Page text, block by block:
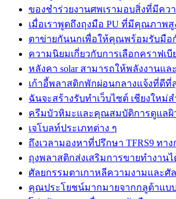
ของชำร่วยงานศพเรามอบสิ่งที่มีคว
เมื่อเราพูดถึงถุงมือ PU ที่มีคุณภาพสู
ตาข่ายกันนกเพื่อให้คุณพร้อมรับมือ
ความนิยมเกี่ยวกับการเลือกคราฟเบี
หลังคา solar สามารถให้พลังงานแล
เก้าอี้พลาสติกพักผ่อนกลางแจ้งที่ดีที่
ฉันจะสร้างรับทำเว็บไซต์ เชียงใหม่
ครีมบัวหิมะและคุณสมบัติการดูแลผิ
เจโบลท์ประเภทต่าง ๆ
ถึงเวลามองหาที่ปรึกษา TFRS9 ทา
ถุงพลาสติกส่งเสริมการขายทำงาน
ศัลยกรรมตาเกาหลีความงามและศั
คุณประโยชน์มากมายจากกลูต้าแบ